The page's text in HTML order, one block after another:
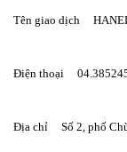
Tên giao dịch
Điện thoại
Địa chỉ     Số 2, phố